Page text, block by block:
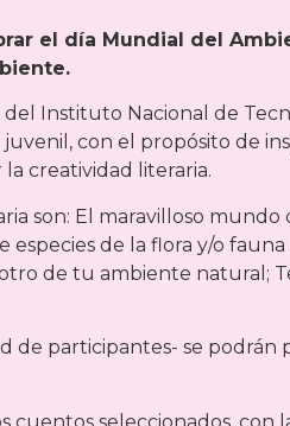
el día Mundial del
del Instituto Nacional de
con el propósito de
creatividad literaria.
son: El maravilloso
de la flora y/o fauna
de tu ambiente natural;
de participantes- se podrán
cuentos seleccionados, con